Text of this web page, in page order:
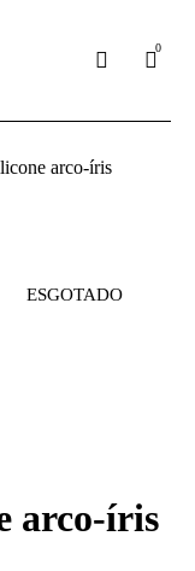
0
arco-íris
ESGOTADO
arco-íris